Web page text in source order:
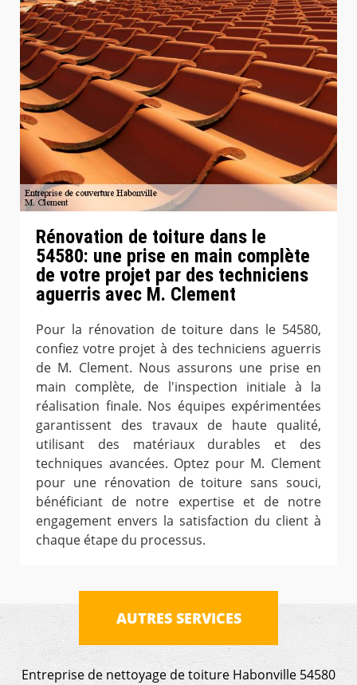
Rénovation de toiture dans le
54580: une prise en main complète
de votre projet par des techniciens
aguerris avec M. Clement
Pour la rénovation de toiture dans le 54580,
confiez votre projet à des techniciens aguerris
de M. Clement. Nous assurons une prise en
main complète, de l'inspection initiale à la
réalisation finale. Nos équipes expérimentées
garantissent des travaux de haute qualité,
utilisant des matériaux durables et des
techniques avancées. Optez pour M. Clement
pour une rénovation de toiture sans souci,
bénéficiant de notre expertise et de notre
engagement envers la satisfaction du client à
chaque étape du processus.
AUTRES SERVICES
Entreprise de nettoyage de toiture Habonville 54580